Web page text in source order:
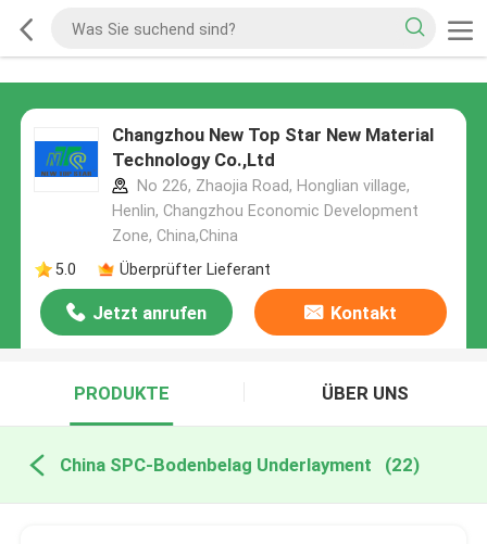
Changzhou New Top Star New Material
Technology Co.,Ltd
No 226, Zhaojia Road, Honglian village,
Henlin, Changzhou Economic Development
Zone, China,China
5.0
Überprüfter Lieferant
Jetzt anrufen Kontakt
PRODUKTE ÜBER UNS
China SPC-Bodenbelag Underlayment (22)